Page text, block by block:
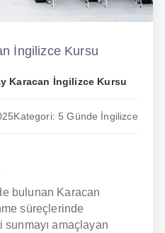
İngilizce Kursu
Karacan İngilizce Kursu
Kategori: 5 Günde İngilizce
bulunan Karacan
süreçlerinde
amaçlayan